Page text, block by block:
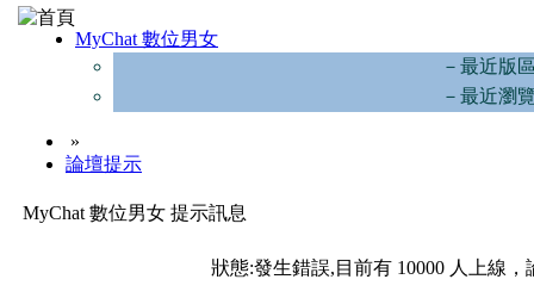
MyChat 數位男女
－最近版
－最近瀏
»
論壇提示
MyChat 數位男女 提示訊息
狀態:發生錯誤,目前有 10000 人上線